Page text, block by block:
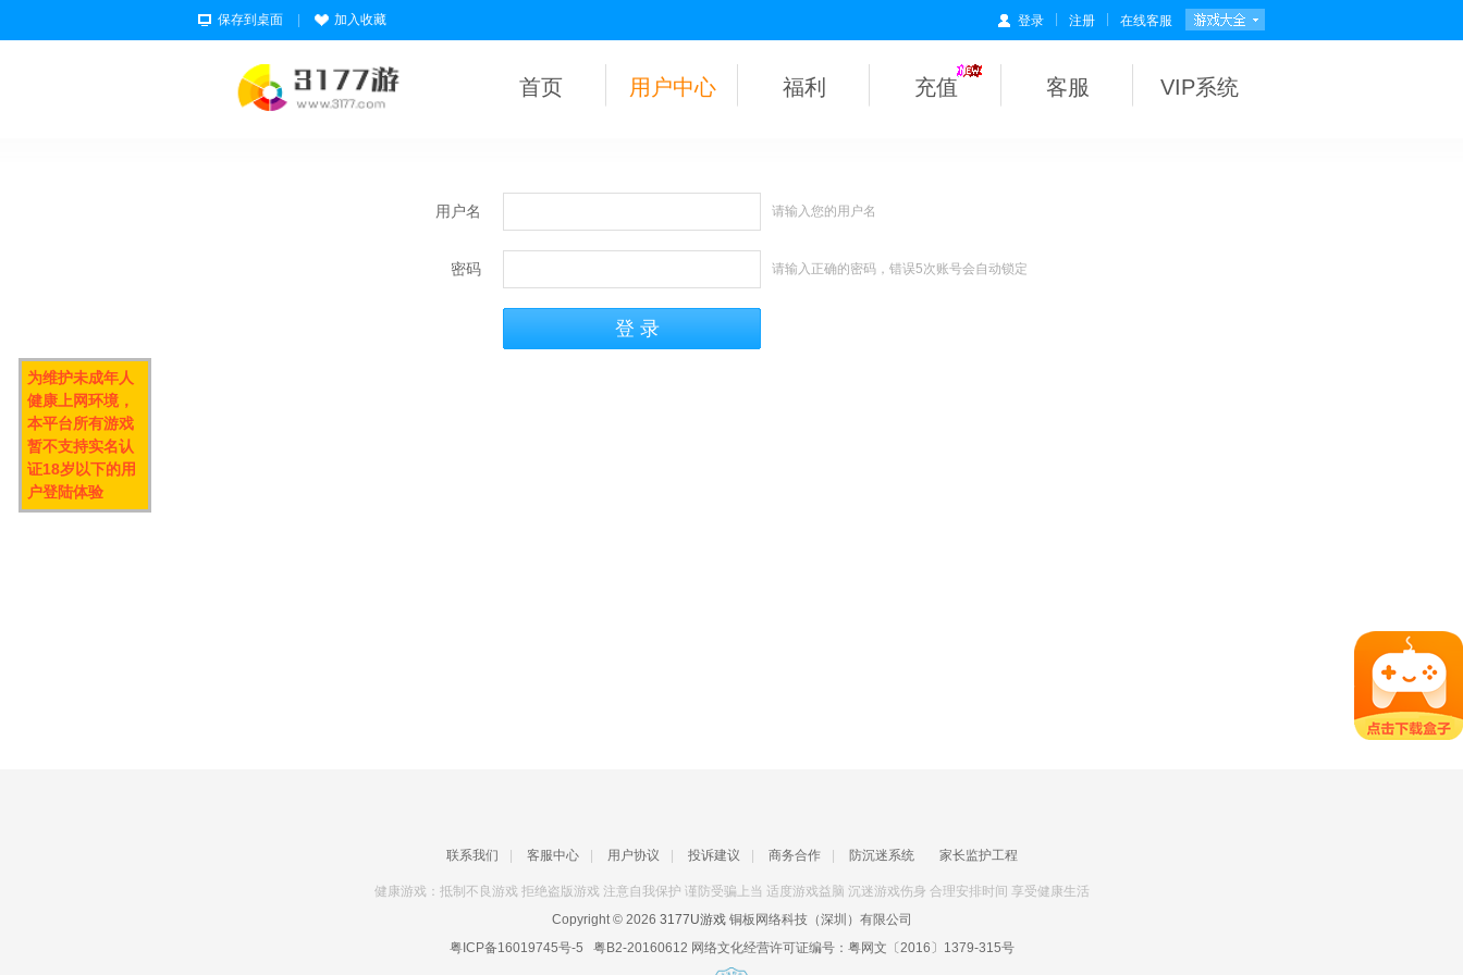
保存到桌面 加入收藏 登录 注册 在线客服
首页 用户中心 福利 充值 客服 VIP系统
用户名 请输入您的用户名
密码 请输入正确的密码，错误5次账号会自动锁定
联系我们 客服中心 用户协议 投诉建议 商务合作 防沉迷系统 家长监护工程
健康游戏：抵制不良游戏 拒绝盗版游戏 注意自我保护 谨防受骗上当 适度游戏益脑 沉迷游戏伤身 合理安排时间 享受健康生活
Copyright © 2026 3177U游戏铜板网络科技（深圳）有限公司
粤ICP备16019745号-5 粤B2-20160612 网络文化经营许可证编号： 粤网文〔2016〕1379-315号
为维护未成年人
健康上网环境，
本平台所有游戏
暂不支持实名认
证18岁以下的用
户登陆体验